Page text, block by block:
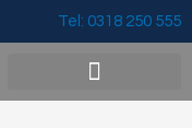
Tel: 0318 250 555